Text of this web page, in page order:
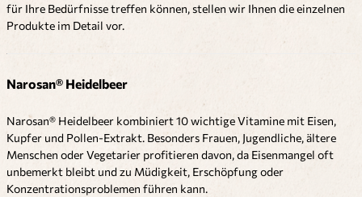
für Ihre Bedürfnisse treffen können, stellen wir Ihnen die einzelnen
Produkte im Detail vor.
Narosan® Heidelbeer
Narosan® Heidelbeer kombiniert 10 wichtige Vitamine mit Eisen,
Kupfer und Pollen-Extrakt. Besonders Frauen, Jugendliche, ältere
Menschen oder Vegetarier profitieren davon, da Eisenmangel oft
unbemerkt bleibt und zu Müdigkeit, Erschöpfung oder
Konzentrationsproblemen führen kann.